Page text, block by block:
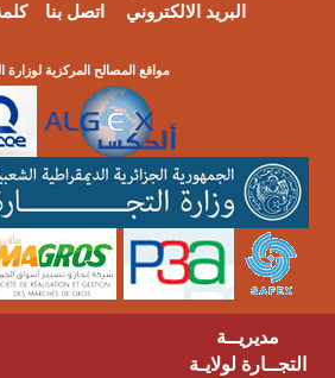
البريد الالكتروني
اتصل بنا كلمة
مواقع المصالح المركزية لوزارة التجارة
مديريــة
لولايـة